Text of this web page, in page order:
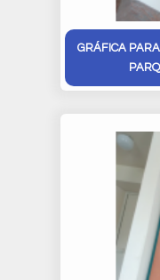
GRÁFICA